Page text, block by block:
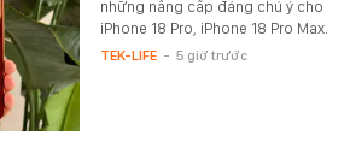
những nâng cấp đáng chú ý cho
iPhone 18 Pro, iPhone 18 Pro Max.
TEK-LIFE - 5 giờ trước